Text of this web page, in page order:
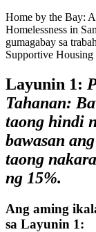
Home by the Bay:
Homelessness in
gumagabay sa
Supportive Housing
Layunin 1:
Tahanan:
taong hindi
bawasan
taong
ng 15%.
Ang aming
sa Layunin 1: